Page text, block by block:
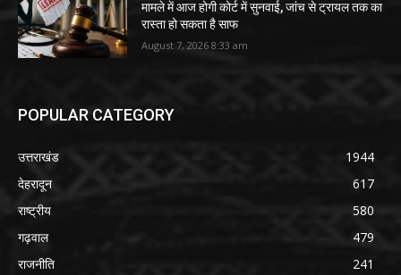
मामले में आज होगी कोर्ट में सुनवाई, जांच से ट्रायल तक का
रास्ता हो सकता है साफ
August 7, 2026 8:33 am
POPULAR CATEGORY
उत्तराखंड
1944
देहरादून
617
राष्ट्रीय
580
गढ़वाल
479
राजनीति
241